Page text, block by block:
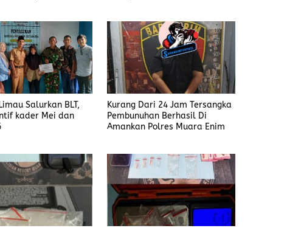
Salurkan BLT,
kader Mei dan
Kurang Dari 24 Jam Tersangka
Pembunuhan Berhasil Di
Amankan Polres Muara Enim